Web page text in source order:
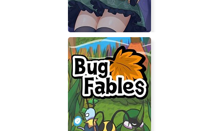
Halluci-Sabbat of Koishi